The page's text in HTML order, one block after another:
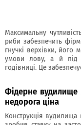
Максимальну
риби забезпечить
гнучкі верхівки, його
умови лову, а й під
годівниці. Це
Фідерне вудилище
недорога ціна
Конструкція вудилища